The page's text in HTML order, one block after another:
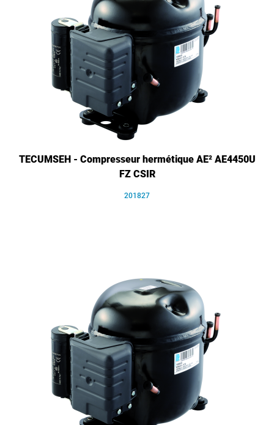
TECUMSEH - Compresseur hermétique AE² AE4450U
FZ CSIR
201827